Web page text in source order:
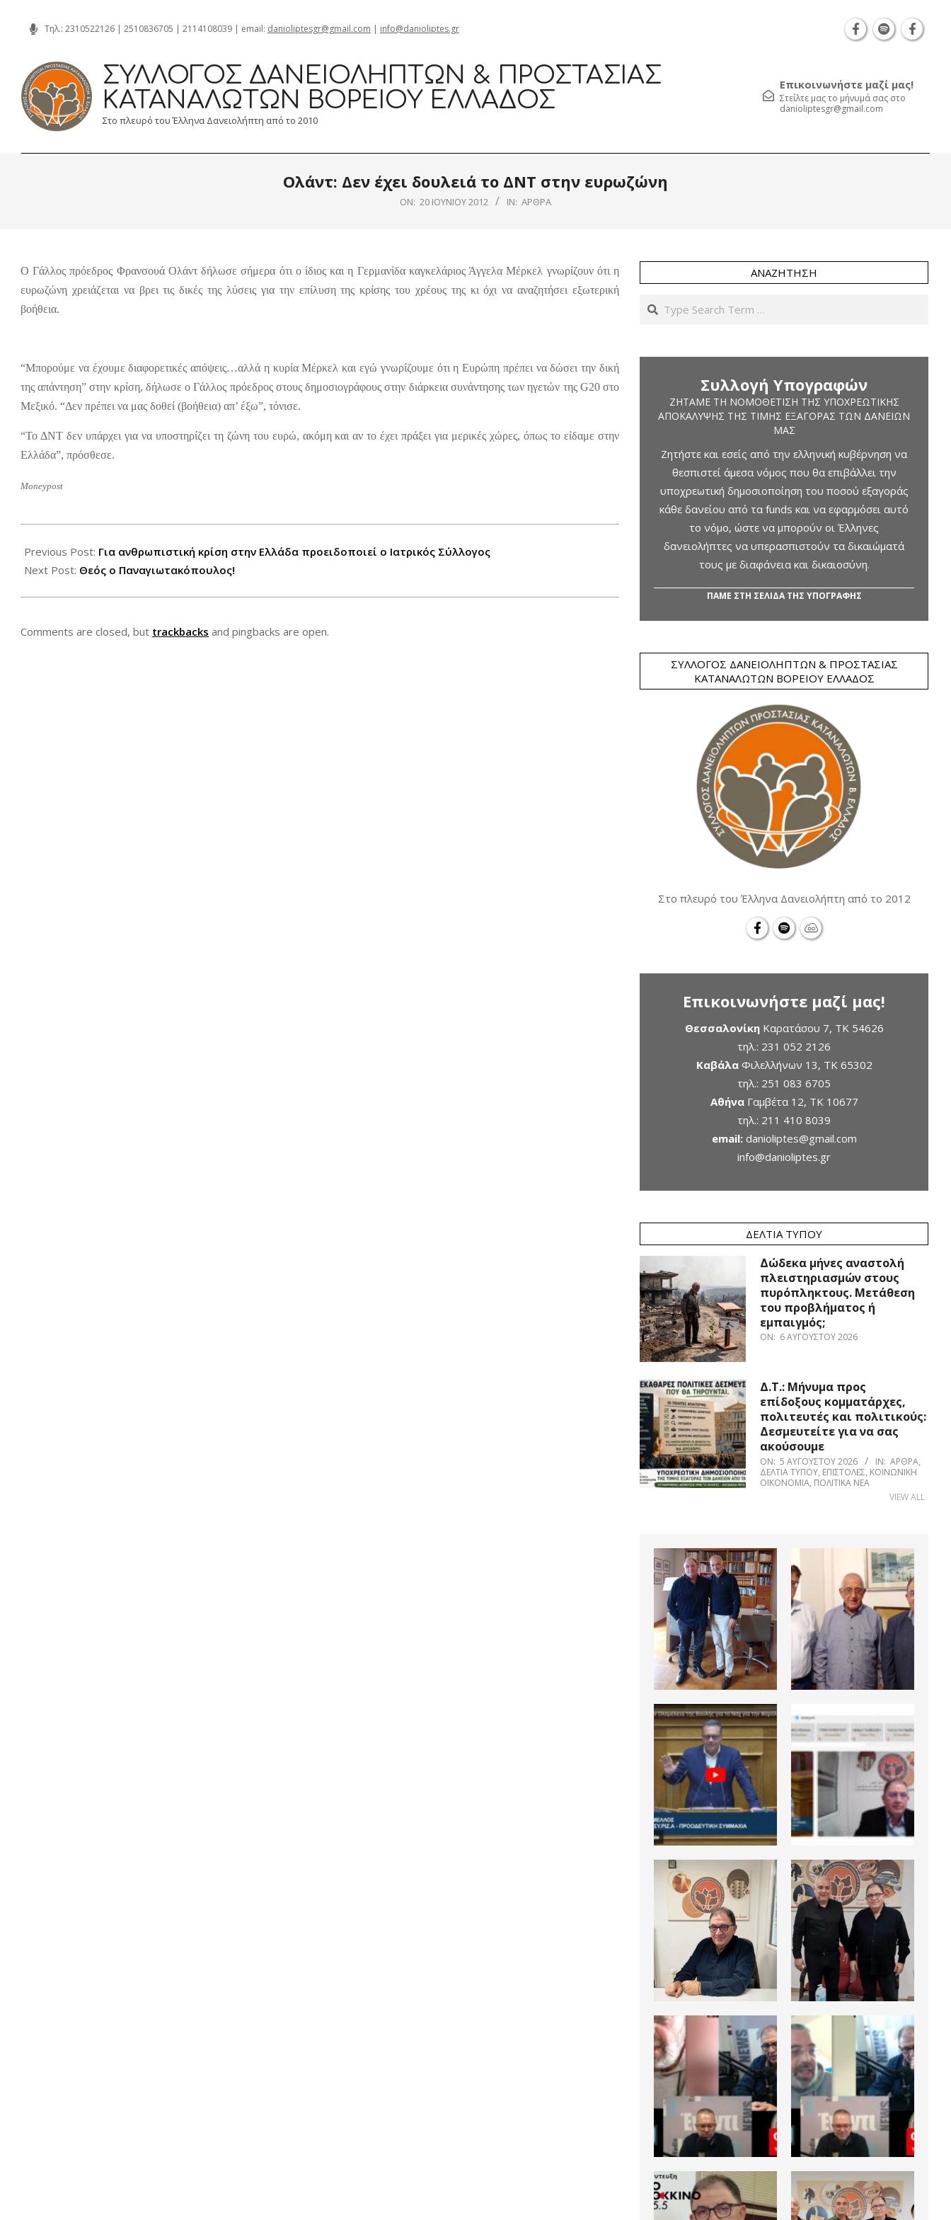
content
Τηλ.: 2310522126 | 2510836705 | 2114108039 | email: danioliptesgr@gmail.com | info@danioliptes.gr
ΣΎΛΛΟΓΟΣ ΔΑΝΕΙΟΛΗΠΤΏΝ & ΠΡΟΣΤΑΣΊΑΣ
ΚΑΤΑΝΑΛΩΤΏΝ ΒΟΡΕΊΟΥ ΕΛΛΆΔΟΣ
Στο πλευρό του Έλληνα Δανειολήπτη από το 2010
Επικοινωνήστε μαζί μας!
Στείλτε μας το μήνυμά σας στο
danioliptesgr@gmail.com
Ολάντ: Δεν έχει δουλειά το ΔΝΤ στην ευρωζώνη
ON: 20 ΙΟΥΝΊΟΥ 2012 IN: ΆΡΘΡΑ
Ο Γάλλος πρόεδρος Φρανσουά Ολάντ δήλωσε σήμερα ότι ο ίδιος και η Γερμανίδα καγκελάριος Άγγελα Μέρκελ γνωρίζουν ότι η
ευρωζώνη χρειάζεται να βρει τις δικές της λύσεις για την επίλυση της κρίσης του χρέους της κι όχι να αναζητήσει εξωτερική
βοήθεια.
“Μπορούμε να έχουμε διαφορετικές απόψεις…αλλά η κυρία Μέρκελ και εγώ γνωρίζουμε ότι η Ευρώπη πρέπει να δώσει την δική
της απάντηση” στην κρίση, δήλωσε ο Γάλλος πρόεδρος στους δημοσιογράφους στην διάρκεια συνάντησης των ηγετών της G20 στο
Μεξικό. “Δεν πρέπει να μας δοθεί (βοήθεια) απ’ έξω”, τόνισε.
“Το ΔΝΤ δεν υπάρχει για να υποστηρίζει τη ζώνη του ευρώ, ακόμη και αν το έχει πράξει για μερικές χώρες, όπως το είδαμε στην
Ελλάδα”, πρόσθεσε.
Moneypost
06-
20
Previous Post: Για ανθρωπιστική κρίση στην Ελλάδα προειδοποιεί ο Ιατρικός Σύλλογος
Next Post: Θεός ο Παναγιωτακόπουλος!
Comments are closed, but trackbacks and pingbacks are open.
ΑΝΑΖΉΤΗΣΗ
Search
Συλλογή Υπογραφών
ΖΗΤΆΜΕ ΤΗ ΝΟΜΟΘΈΤΙΣΗ ΤΗΣ ΥΠΟΧΡΕΩΤΙΚΉΣ
ΑΠΟΚΆΛΥΨΗΣ ΤΗΣ ΤΙΜΉΣ ΕΞΑΓΟΡΆΣ ΤΩΝ ΔΑΝΕΊΩΝ
ΜΑΣ
Ζητήστε και εσείς από την ελληνική κυβέρνηση να
θεσπιστεί άμεσα νόμος που θα επιβάλλει την
υποχρεωτική δημοσιοποίηση του ποσού εξαγοράς
κάθε δανείου από τα funds και να εφαρμόσει αυτό
το νόμο, ώστε να μπορούν οι Έλληνες
δανειολήπτες να υπερασπιστούν τα δικαιώματά
τους με διαφάνεια και δικαιοσύνη.
ΠΑΜΕ ΣΤΗ ΣΕΛΙΔΑ ΤΗΣ ΥΠΟΓΡΑΦΗΣ
ΣΎΛΛΟΓΟΣ ΔΑΝΕΙΟΛΗΠΤΏΝ & ΠΡΟΣΤΑΣΊΑΣ
ΚΑΤΑΝΑΛΩΤΏΝ ΒΟΡΕΊΟΥ ΕΛΛΆΔΟΣ
Στο πλευρό του Έλληνα Δανειολήπτη από το 2012
Επικοινωνήστε μαζί μας!
ΘεσσαλονίκηΚαρατάσου 7, TK 54626
τηλ.: 231 052 2126
ΚαβάλαΦιλελλήνων 13, ΤΚ 65302
τηλ.: 251 083 6705
ΑθήναΓαμβέτα 12, ΤΚ 10677
τηλ.: 211 410 8039
email: danioliptes@gmail.com
info@danioliptes.gr
ΔΕΛΤΊΑ ΤΎΠΟΥ
Δώδεκα μήνες αναστολή
πλειστηριασμών στους
πυρόπληκτους. Μετάθεση
του προβλήματος ή
εμπαιγμός;
ON: 6 ΑΥΓΟΎΣΤΟΥ 2026
Δ.Τ.: Μήνυμα προς
επίδοξους κομματάρχες,
πολιτευτές και πολιτικούς:
Δεσμευτείτε για να σας
ακούσουμε
ON: 5 ΑΥΓΟΎΣΤΟΥ 2026 IN: ΆΡΘΡΑ,
ΔΕΛΤΊΑ ΤΎΠΟΥ, ΕΠΙΣΤΟΛΈΣ, ΚΟΙΝΩΝΙΚΉ
ΟΙΚΟΝΟΜΊΑ, ΠΟΛΙΤΙΚΆ ΝΈΑ
VIEW ALL